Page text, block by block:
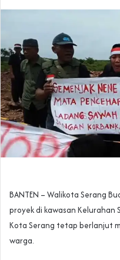
BANTEN – Walikota Serang
proyek di kawasan Kelurahan
Kota Serang tetap berlanjut
warga.